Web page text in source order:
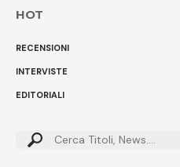
HOT
RECENSIONI
INTERVISTE
EDITORIALI
Cerca: